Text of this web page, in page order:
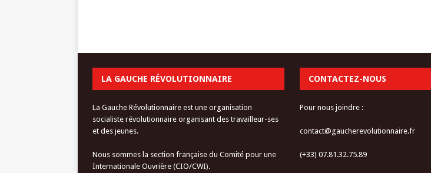
LA GAUCHE RÉVOLUTIONNAIRE
La Gauche Révolutionnaire est une organisation
socialiste révolutionnaire organisant des travailleur-ses
et des jeunes.
Nous sommes la section française du Comité pour une
Internationale Ouvrière (CIO/CWI).
CONTACTEZ-NOUS
Pour nous joindre :
contact@gaucherevolutionnaire.fr
(+33) 07.81.32.75.89